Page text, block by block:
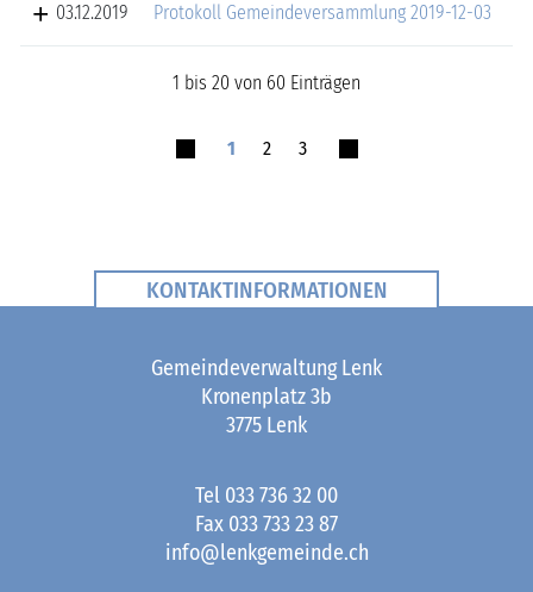
03.12.2019 Protokoll Gemeindeversammlung 2019-12-03
1 bis 20 von 60 Einträgen
1 2 3
KONTAKTINFORMATIONEN
Gemeindeverwaltung Lenk
Kronenplatz 3b
3775 Lenk
Tel 033 736 32 00
Fax 033 733 23 87
info@lenkgemeinde.ch